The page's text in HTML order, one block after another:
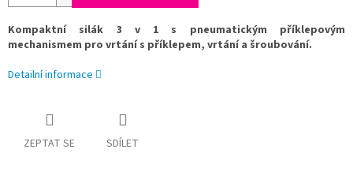
Kompaktní silák 3 v 1 s pneumatickým příklepovým
mechanismem pro vrtání s příklepem, vrtání a šroubování.
Detailní informace
ZEPTAT SE SDÍLET